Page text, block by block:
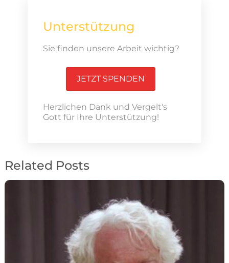
Unterstützung
Sie finden unsere Arbeit wichtig?
JETZT SPENDEN
Herzlichen Dank und Vergelt's
Gott für Ihre Unterstützung!
Related Posts